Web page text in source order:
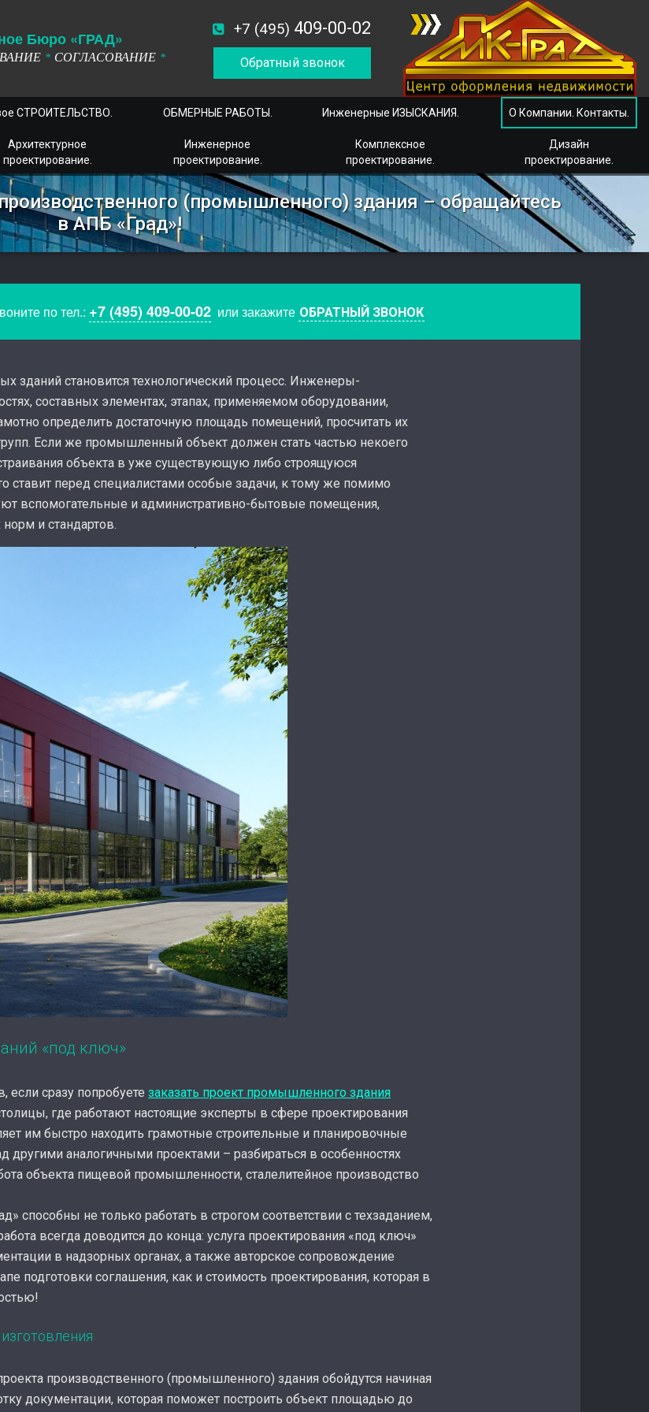
Бюро «ГРАД»
* СОГЛАСОВАНИЕ *
+7 (495) 409-00-02
Обратный звонок
СТРОИТЕЛЬСТВО. ОБМЕРНЫЕ РАБОТЫ. Инженерные ИЗЫСКАНИЯ. О Компании. Контакты.
Архитектурное
проектирование.
Инженерное
проектирование.
Комплексное
проектирование.
Дизайн
проектирование.
(промышленного) здания – обращайтесь
в АПБ «Град»!
по тел.: +7 (495) 409-00-02или закажите ОБРАТНЫЙ ЗВОНОК
зданий становится технологический процесс. Инженеры-
составных элементах, этапах, применяемом оборудовании,
определить достаточную площадь помещений, просчитать их
Если же промышленный объект должен стать частью некоего
объекта в уже существующую либо строящуюся
ставит перед специалистами особые задачи, к тому же помимо
вспомогательные и административно-бытовые помещения,
и стандартов.
«под ключ»
если сразу попробуете заказать проект промышленного здания
где работают настоящие эксперты в сфере проектирования
им быстро находить грамотные строительные и планировочные
аналогичными проектами – разбираться в особенностях
объекта пищевой промышленности, сталелитейное производство
способны не только работать в строгом соответствии с техзаданием,
всегда доводится до конца: услуга проектирования «под ключ»
в надзорных органах, а также авторское сопровождение
подготовки соглашения, как и стоимость проектирования, которая в
производственного (промышленного) здания обойдутся начиная
документации, которая поможет построить объект площадью до